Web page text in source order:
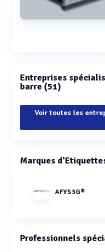
Entreprises
barre (51)
Voir toutes les
Marques
AFYS3G®
Professionnels